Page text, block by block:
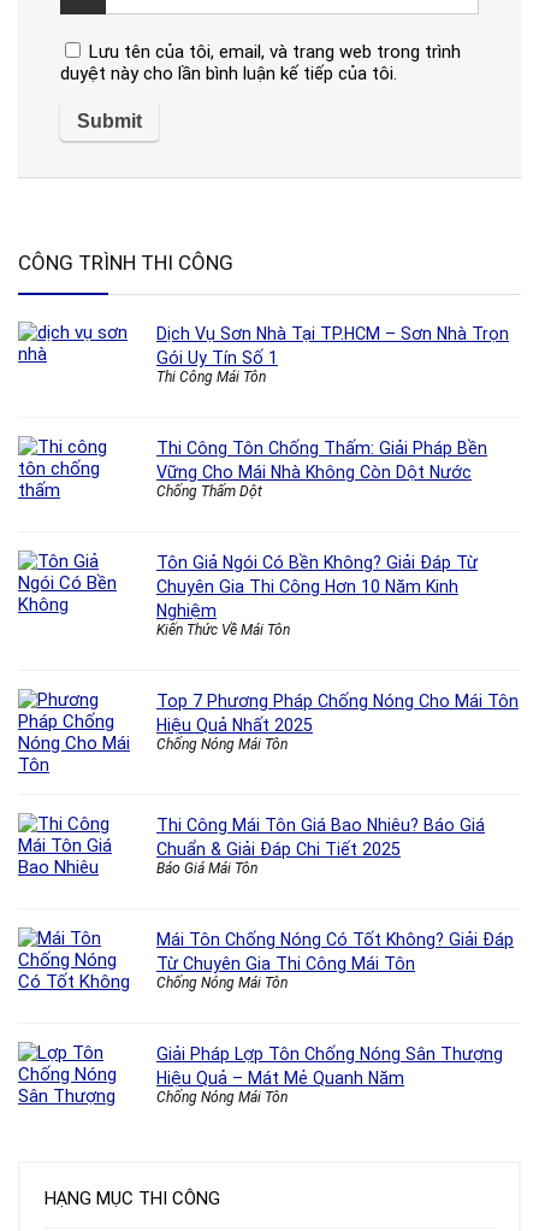
Lưu tên của tôi, email, và trang web trong trình
duyệt này cho lần bình luận kế tiếp của tôi.
CÔNG TRÌNH THI CÔNG
Dịch Vụ Sơn Nhà Tại TP.HCM – Sơn Nhà Trọn
Gói Uy Tín Số 1
Thi Công Mái Tôn
Thi Công Tôn Chống Thấm: Giải Pháp Bền
Vững Cho Mái Nhà Không Còn Dột Nước
Chống Thấm Dột
Tôn Giả Ngói Có Bền Không? Giải Đáp Từ
Chuyên Gia Thi Công Hơn 10 Năm Kinh
Nghiệm
Kiến Thức Về Mái Tôn
Top 7 Phương Pháp Chống Nóng Cho Mái Tôn
Hiệu Quả Nhất 2025
Chống Nóng Mái Tôn
Thi Công Mái Tôn Giá Bao Nhiêu? Báo Giá
Chuẩn & Giải Đáp Chi Tiết 2025
Báo Giá Mái Tôn
Mái Tôn Chống Nóng Có Tốt Không? Giải Đáp
Từ Chuyên Gia Thi Công Mái Tôn
Chống Nóng Mái Tôn
Giải Pháp Lợp Tôn Chống Nóng Sân Thượng
Hiệu Quả – Mát Mẻ Quanh Năm
Chống Nóng Mái Tôn
HẠNG MỤC THI CÔNG